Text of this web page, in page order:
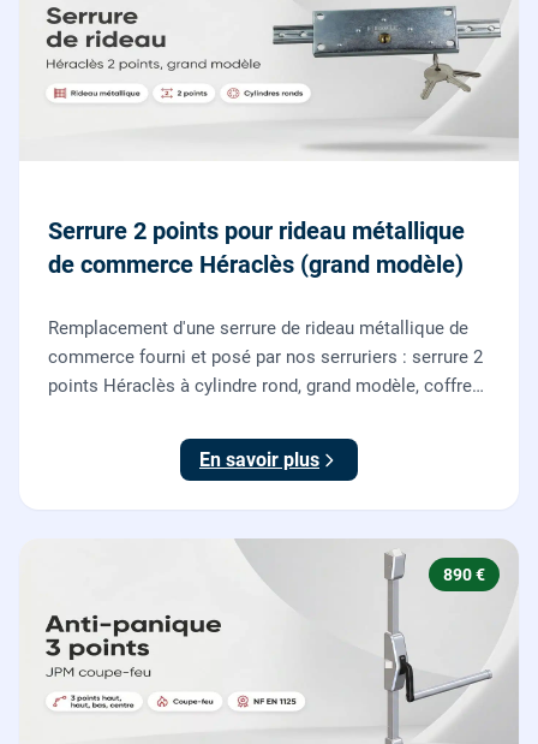
Serrure 2 points pour rideau métallique
de commerce Héraclès (grand modèle)
Remplacement d'une serrure de rideau métallique de
commerce fourni et posé par nos serruriers : serrure 2
points Héraclès à cylindre rond, grand modèle, coffre
des deux points de verrouillage.
En savoir plus
890 €